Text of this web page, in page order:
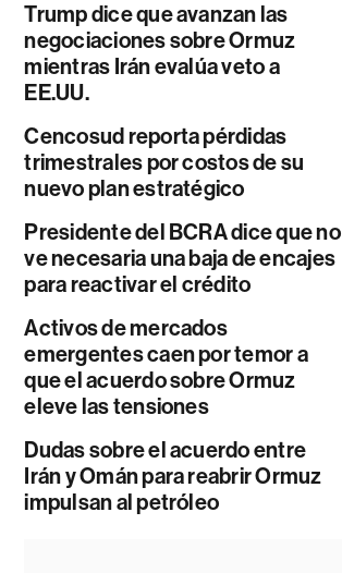
Trump dice que avanzan las
negociaciones sobre Ormuz
mientras Irán evalúa veto a
EE.UU.
Cencosud reporta pérdidas
trimestrales por costos de su
nuevo plan estratégico
Presidente del BCRA dice que no
ve necesaria una baja de encajes
para reactivar el crédito
Activos de mercados
emergentes caen por temor a
que el acuerdo sobre Ormuz
eleve las tensiones
Dudas sobre el acuerdo entre
Irán y Omán para reabrir Ormuz
impulsan al petróleo